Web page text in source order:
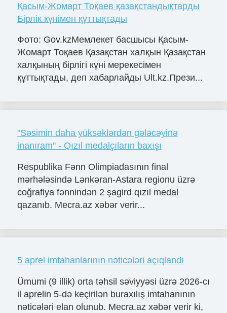
Қасым-Жомарт Тоқаев қазақстандықтарды
Бірлік күнімен құттықтады
Фото: Gov.kzМемлекет басшысы Қасым-
Жомарт Тоқаев Қазақстан халқын Қазақстан
халқының бірлігі күні мерекесімен
құттықтады, деп хабарлайды Ult.kz.Прези...
"Səsimin daha yüksəklərdən gələcəyinə
inanıram" - Qızıl medalçıların baxışı
Respublika Fənn Olimpiadasının final
mərhələsində Lənkəran-Astara regionu üzrə
coğrafiya fənnindən 2 şagird qızıl medal
qazanıb. Mecra.az xəbər verir...
5 aprel imtahanlarının nəticələri açıqlandı
Ümumi (9 illik) orta təhsil səviyyəsi üzrə 2026-cı
il aprelin 5-də keçirilən buraxılış imtahanının
nəticələri elan olunub. Mecra.az xəbər verir ki,